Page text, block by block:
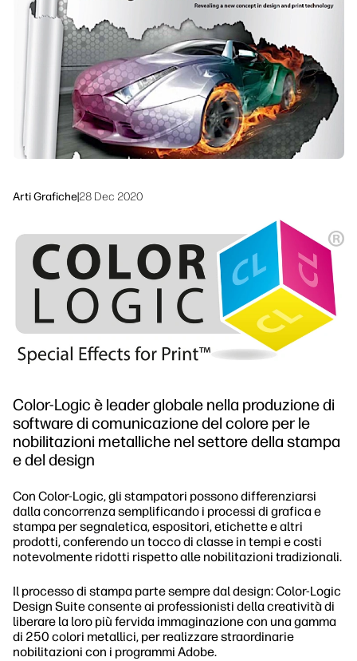
Soluzioni di flusso di lavoro
Sostenibilità
Arti Grafiche|28 Dec 2020
Color-Logic è leader globale nella produzione di
software di comunicazione del colore per le
nobilitazioni metalliche nel settore della stampa
e del design
Con Color-Logic, gli stampatori possono differenziarsi
dalla concorrenza semplificando i processi di grafica e
stampa per segnaletica, espositori, etichette e altri
prodotti, conferendo un tocco di classe in tempi e costi
notevolmente ridotti rispetto alle nobilitazioni tradizionali.
Il processo di stampa parte sempre dal design: Color-Logic
Design Suite consente ai professionisti della creatività di
liberare la loro più fervida immaginazione con una gamma
di 250 colori metallici, per realizzare straordinarie
nobilitazioni con i programmi Adobe.